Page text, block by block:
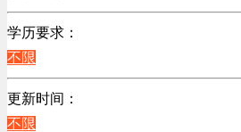
不限
机械制造/仪器仪表类
计算机硬件类
销售管理类
计算机软件类
学历要求：
不限
更新时间：
不限